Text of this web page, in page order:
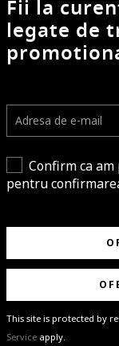
Fii la
legate de
Confirm ca
pentru
This site is protected by
Service apply.